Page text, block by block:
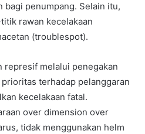
bagi penumpang. Selain itu,
rawan kecelakaan
(troublespot).
represif melalui penegakan
terhadap pelanggaran
kecelakaan fatal.
over dimension over
tidak menggunakan helm